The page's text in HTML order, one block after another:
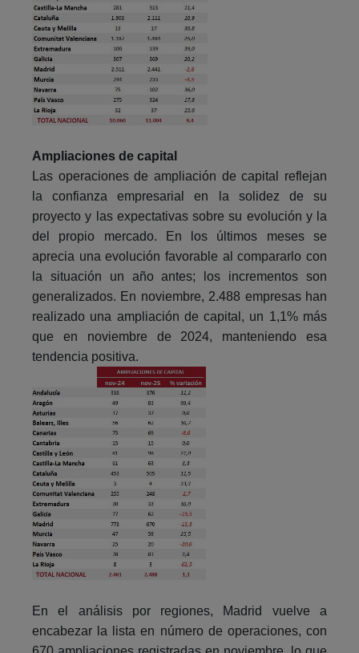
Ampliaciones de capital
Las operaciones de ampliación de capital reflejan
la confianza empresarial en la solidez de su
proyecto y las expectativas sobre su evolución y la
del propio mercado. En los últimos meses se
aprecia una evolución favorable al compararlo con
la situación un año antes; los incrementos son
generalizados. En noviembre, 2.488 empresas han
realizado una ampliación de capital, un 1,1% más
que en noviembre de 2024, manteniendo esa
tendencia positiva.
En el análisis por regiones, Madrid vuelve a
encabezar la lista en número de operaciones, con